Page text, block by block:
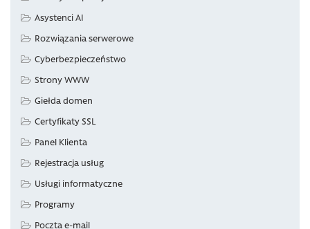
Asystenci AI
Rozwiązania serwerowe
Cyberbezpieczeństwo
Strony WWW
Giełda domen
Certyfikaty SSL
Panel Klienta
Rejestracja usług
Usługi informatyczne
Programy
Poczta e-mail